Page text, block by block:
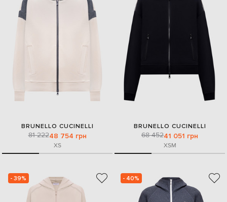
BRUNELLO CUCINELLI
81 22248 754 грн
XS
BRUNELLO CUCINELLI
68 45241 051 грн
XSM
- 39% - 40%